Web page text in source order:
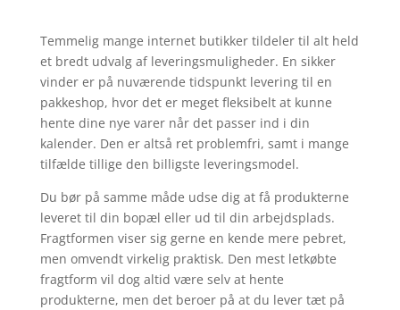
Temmelig mange internet butikker tildeler til alt held
et bredt udvalg af leveringsmuligheder. En sikker
vinder er på nuværende tidspunkt levering til en
pakkeshop, hvor det er meget fleksibelt at kunne
hente dine nye varer når det passer ind i din
kalender. Den er altså ret problemfri, samt i mange
tilfælde tillige den billigste leveringsmodel.
Du bør på samme måde udse dig at få produkterne
leveret til din bopæl eller ud til din arbejdsplads.
Fragtformen viser sig gerne en kende mere pebret,
men omvendt virkelig praktisk. Den mest letkøbte
fragtform vil dog altid være selv at hente
produkterne, men det beroer på at du lever tæt på